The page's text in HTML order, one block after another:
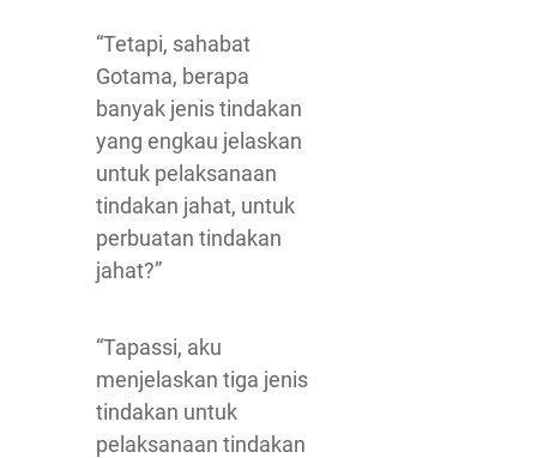
“Tetapi, sahabat
Gotama, berapa
banyak jenis tindakan
yang engkau jelaskan
untuk pelaksanaan
tindakan jahat, untuk
perbuatan tindakan
jahat?”
“Tapassi, aku
menjelaskan tiga jenis
tindakan untuk
pelaksanaan tindakan